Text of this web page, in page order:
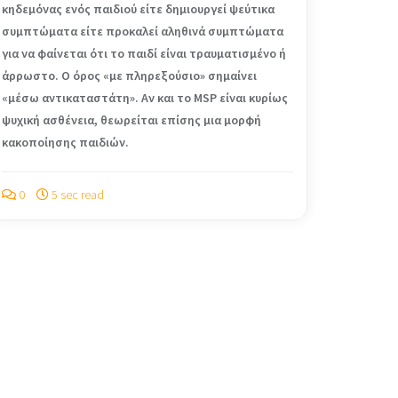
κηδεμόνας ενός παιδιού είτε δημιουργεί ψεύτικα
συμπτώματα είτε προκαλεί αληθινά συμπτώματα
για να φαίνεται ότι το παιδί είναι τραυματισμένο ή
άρρωστο. Ο όρος «με πληρεξούσιο» σημαίνει
«μέσω αντικαταστάτη». Αν και το MSP είναι κυρίως
ψυχική ασθένεια, θεωρείται επίσης μια μορφή
κακοποίησης παιδιών.
0 5 sec read